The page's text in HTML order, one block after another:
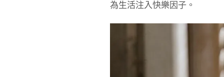
為生活注入快樂因子。